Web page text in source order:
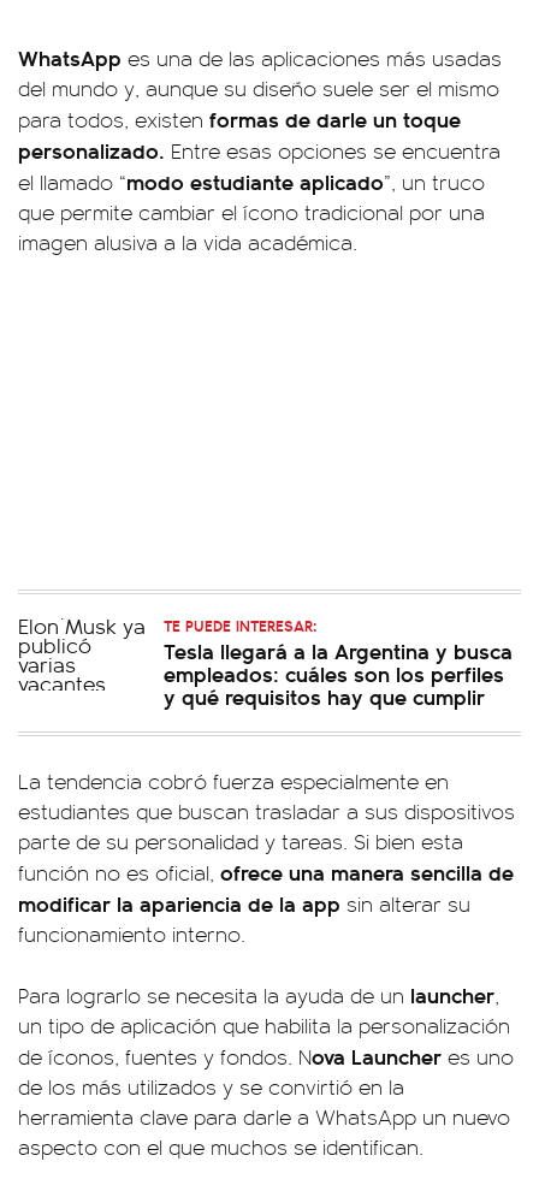
WhatsApp es una de las aplicaciones más usadas
del mundo y, aunque su diseño suele ser el mismo
para todos, existen formas de darle un toque
personalizado. Entre esas opciones se encuentra
el llamado “modo estudiante aplicado”, un truco
que permite cambiar el ícono tradicional por una
imagen alusiva a la vida académica.
TE PUEDE INTERESAR:
Tesla llegará a la Argentina y busca
empleados: cuáles son los perfiles
y qué requisitos hay que cumplir
La tendencia cobró fuerza especialmente en
estudiantes que buscan trasladar a sus dispositivos
parte de su personalidad y tareas. Si bien esta
función no es oficial, ofrece una manera sencilla de
modificar la apariencia de la app sin alterar su
funcionamiento interno.
Para lograrlo se necesita la ayuda de un launcher,
un tipo de aplicación que habilita la personalización
de íconos, fuentes y fondos. Nova Launcher es uno
de los más utilizados y se convirtió en la
herramienta clave para darle a WhatsApp un nuevo
aspecto con el que muchos se identifican.